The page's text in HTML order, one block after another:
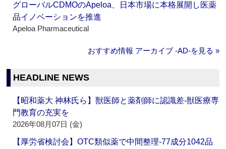
グローバルCDMOのApeloa、日本市場に本格展開し医薬
品イノベーションを推進
Apeloa Pharmaceutical
おすすめ情報 アーカイブ ‐AD‐を見る »
HEADLINE NEWS
【昭和薬大 神林氏ら】獣医師と薬剤師に認識差‐獣医療専
門教育の充実を
2026年08月07日 (金)
【厚労省検討会】OTC類似薬で中間整理‐77成分1042品